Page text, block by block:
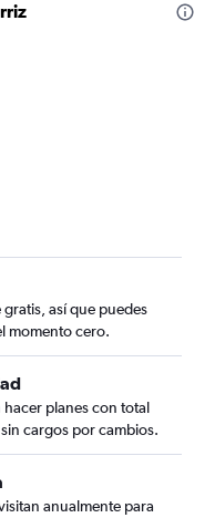
así que puedes
momento cero.
planes con total
cargos por cambios.
anualmente para